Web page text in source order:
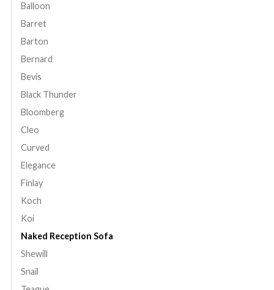
Balloon
Barret
Barton
Bernard
Bevis
Black Thunder
Bloomberg
Cleo
Curved
Elegance
Finlay
Koch
Koi
Naked Reception Sofa
Shewill
Snail